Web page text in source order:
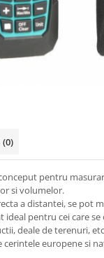
(0)
pentru
si volumelor.
a distantei, se pot
ideal pentru cei care
deale de terenuri,
cerintele europene si